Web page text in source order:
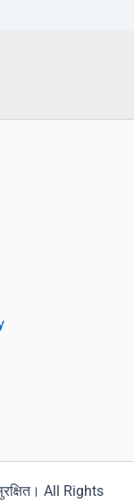
All Rights